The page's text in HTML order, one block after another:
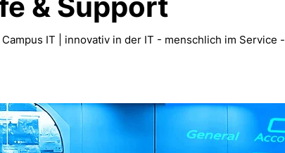
50 Jahre RZ
IT | innovativ in der IT - menschlich im